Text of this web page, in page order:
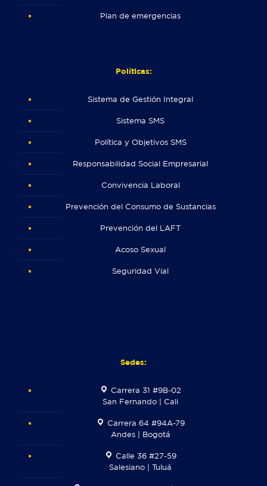
Plan de emergencias
Políticas:
Sistema de Gestión Integral
Sistema SMS
Política y Objetivos SMS
Responsabilidad Social Empresarial
Convivencia Laboral
Prevención del Consumo de Sustancias
Prevención del LAFT
Acoso Sexual
Seguridad Vial
Sedes:
Carrera 31 #9B-02
San Fernando | Cali
Carrera 64 #94A-79
Andes | Bogotá
Calle 36 #27-59
Salesiano | Tuluá